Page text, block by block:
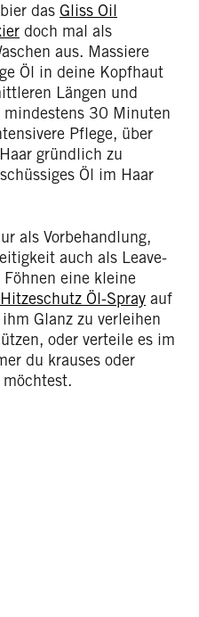
das Gliss Oil
doch mal als
aus. Massiere
Öl in deine Kopfhaut
Längen und
mindestens 30 Minuten
Pflege, über
gründlich zu
Öl im Haar
als Vorbehandlung,
auch als Leave-
eine kleine
Öl-Spray auf
Glanz zu verleihen
oder verteile es im
du krauses oder